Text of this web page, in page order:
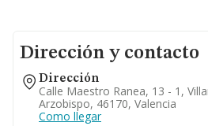
Dirección y contacto
Dirección
Calle Maestro Ranea, 13 - 1,
Arzobispo, 46170, Valencia
Como llegar